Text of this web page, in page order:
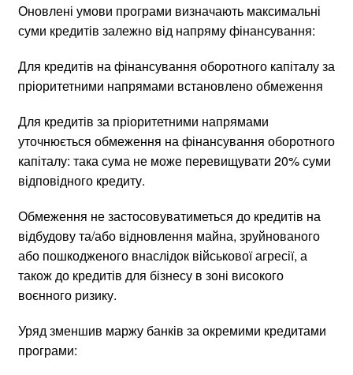
Оновлені умови програми визначають максимальні
суми кредитів залежно від напряму фінансування:
Для кредитів на фінансування оборотного капіталу за
пріоритетними напрямами встановлено обмеження
Для кредитів за пріоритетними напрямами
уточнюється обмеження на фінансування оборотного
капіталу: така сума не може перевищувати 20% суми
відповідного кредиту.
Обмеження не застосовуватиметься до кредитів на
відбудову та/або відновлення майна, зруйнованого
або пошкодженого внаслідок військової агресії, а
також до кредитів для бізнесу в зоні високого
воєнного ризику.
Уряд зменшив маржу банків за окремими кредитами
програми: